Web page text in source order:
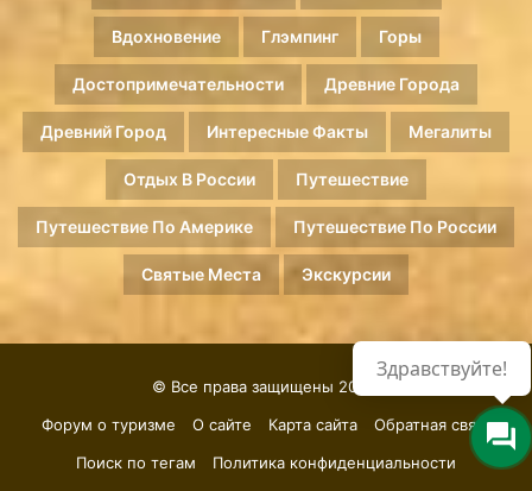
Вдохновение Глэмпинг Горы
Достопримечательности Древние Города
Древний Город Интересные Факты Мегалиты
Отдых В России Путешествие
Путешествие По Америке Путешествие По России
Святые Места Экскурсии
© Все права защищены 2026.
Форум о туризме
О сайте Карта сайта
Обратная связь
Поиск по тегам
Политика конфиденциальности
Здравствуйте!